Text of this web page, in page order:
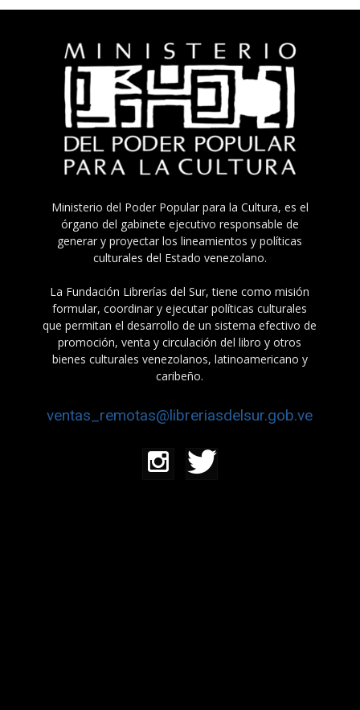
Ministerio del Poder Popular para la Cultura, es el
órgano del gabinete ejecutivo responsable de
generar y proyectar los lineamientos y políticas
culturales del Estado venezolano.
La Fundación Librerías del Sur, tiene como misión
formular, coordinar y ejecutar políticas culturales
que permitan el desarrollo de un sistema efectivo de
promoción, venta y circulación del libro y otros
bienes culturales venezolanos, latinoamericano y
caribeño.
ventas_remotas@libreriasdelsur.gob.ve